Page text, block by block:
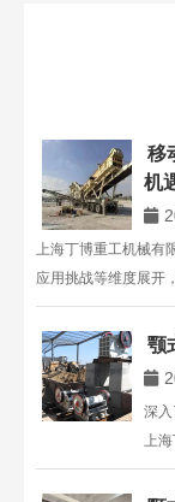
移
机
上海丁博重工机械有
应用挑战等维度展开
专业参考。
颚
深入
上海
满